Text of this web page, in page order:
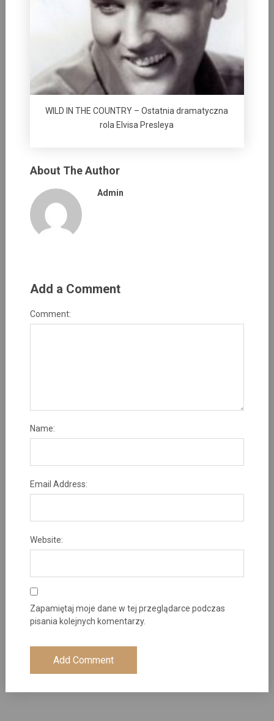
WILD IN THE COUNTRY – Ostatnia dramatyczna
rola Elvisa Presleya
About The Author
Admin
Add a Comment
Comment:
Name:
Email Address:
Website:
Zapamiętaj moje dane w tej przeglądarce podczas
pisania kolejnych komentarzy.